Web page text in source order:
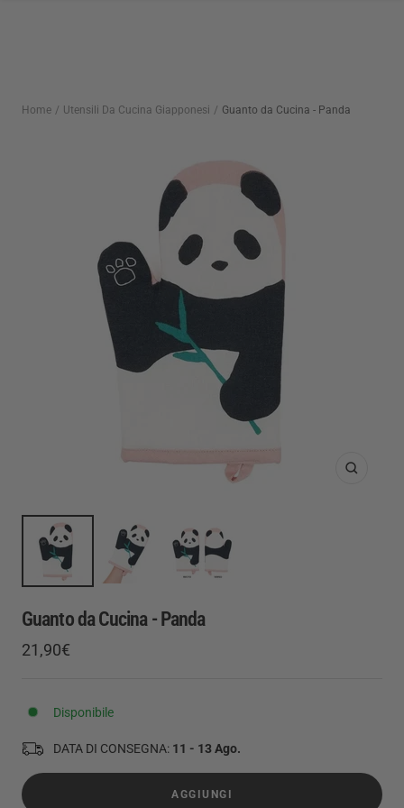
Home Utensili Da Cucina Giapponesi Guanto da Cucina - Panda
Guanto da Cucina - Panda
Prezzo
vendita
21,90€
Disponibile
DATA DI CONSEGNA: 11 - 13 Ago.
AGGIUNGI